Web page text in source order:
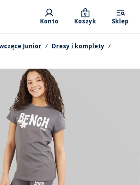
Konto Koszyk
0
Sklep
Junior
Dresy i komplety